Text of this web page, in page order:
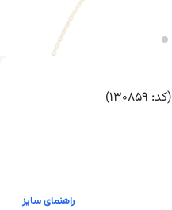
(کد: 130859)
راهنمای سایز